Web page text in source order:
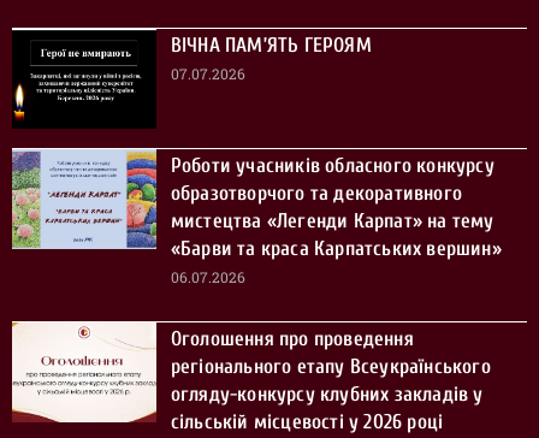
ВІЧНА ПАМ’ЯТЬ ГЕРОЯМ
07.07.2026
Роботи учасників обласного конкурсу
образотворчого та декоративного
мистецтва «Легенди Карпат» на тему
«Барви та краса Карпатських вершин»
06.07.2026
Оголошення про проведення
регіонального етапу Всеукраїнського
огляду-конкурсу клубних закладів у
сільській місцевості у 2026 році